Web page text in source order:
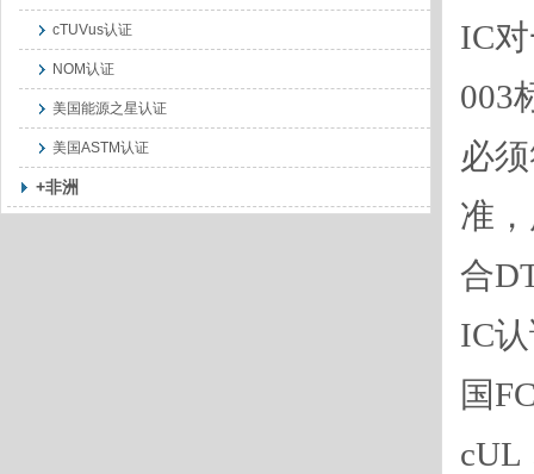
cTUVus认证
NOM认证
美国能源之星认证
美国ASTM认证
+非洲
IC
003
必
准
合
IC
国
cUL